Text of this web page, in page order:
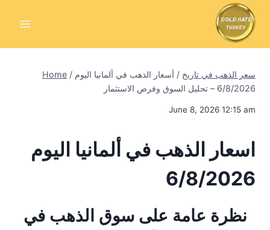
Home / سعر الذهب في تاريخ / أسعار الذهب في ألمانيا اليوم
6/8/2026 – تحليل السوق وفرص الاستثمار
June 8, 2026 12:15 am
اسعار الذهب في ألمانيا اليوم
6/8/2026
نظرة عامة على سوق الذهب في